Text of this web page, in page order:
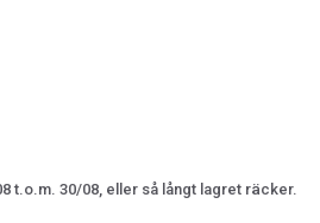
t.o.m. 30/08, eller så långt lagret räcker.